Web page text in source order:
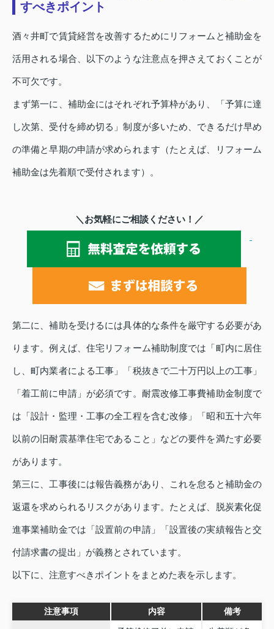
すべきポイント
酒々井町で賃貸経営を改善するためにリフォームと補助金を
活用される場合、以下のような注意点を押さえておくことが
不可欠です。
まず第一に、補助金にはそれぞれ予算枠があり、「予算に達
し次第、受付を締め切る」制度が多いため、できるだけ早め
の準備と早期の申請が求められます（たとえば、リフォーム
補助金は先着順で受付されます）。
＼お気軽にご相談ください！／
第二に、補助を受けるには具体的な条件を厳守する必要があ
ります。例えば、住宅リフォーム補助制度では「町内に居住
し、町内業者による工事」「税抜きで二十万円以上の工事」
「着工前に申請」が必須です。耐震改修工事費補助金制度で
は「設計・監理・工事の全工程を含む改修」「昭和五十六年
以前の旧耐震基準住宅であること」などの要件を満たす必要
があります。
第三に、工事後には報告義務があり、これを怠ると補助金の
返還を求められるリスクがあります。たとえば、脱炭素化促
進事業補助金では「設置前の申請」「設置後の実績報告と交
付請求書の提出」が義務とされています。
以下に、注意すべきポイントをまとめた表を示します。
注意事項 内容 備考